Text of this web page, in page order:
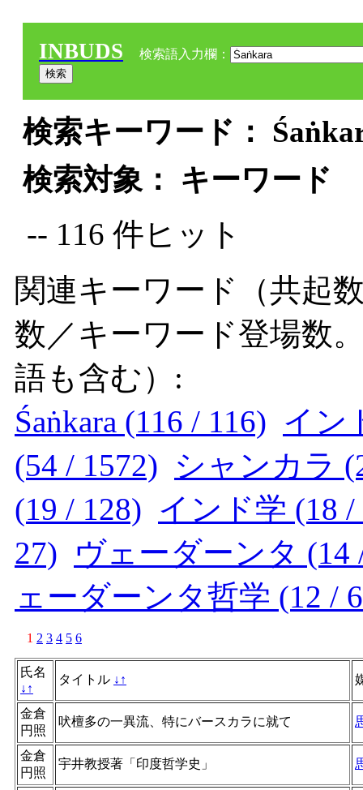
INBUDS 検索語入力欄：
検索キーワード：
検索対象： キーワード
-- 116 件ヒット
関連キーワード（共起
数／キーワード登場数
語も含む）:
Śaṅkara (116 / 116) イン
(54 / 1572) シャンカラ
(19 / 128) インド学 (18 /
27) ヴェーダーンタ (14
ェーダーンタ哲学 (12 /
1 2 3 4 5 6
氏名
↓ ↑
タイトル ↓ ↑
金倉
円照
吠檀多の一異流、特にバースカラに就て
金倉
円照
宇井教授著「印度哲学史」